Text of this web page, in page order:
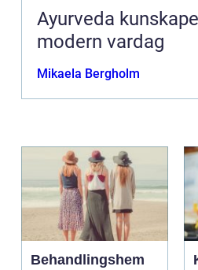
Ayurveda kunskapen om livet i
modern vardag
Mikaela Bergholm
Behandlingshem